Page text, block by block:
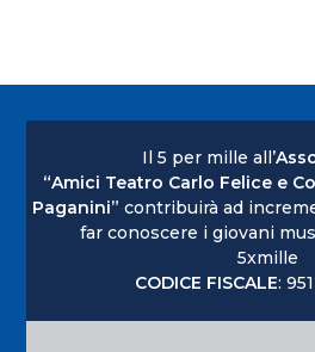
Il 5 per mille all’
“Amici Teatro Carlo Felice e
Paganini” contribuirà ad
far conoscere i giovani
5xmille
CODICE FISCALE: